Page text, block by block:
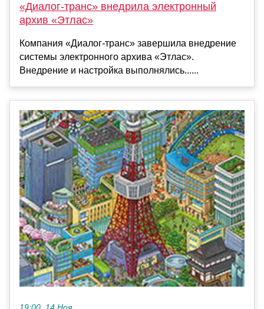
«Диалог-транс» внедрила электронный
архив «Этлас»
Компания «Диалог-транс» завершила внедрение
системы электронного архива «Этлас».
Внедрение и настройка выполнялись......